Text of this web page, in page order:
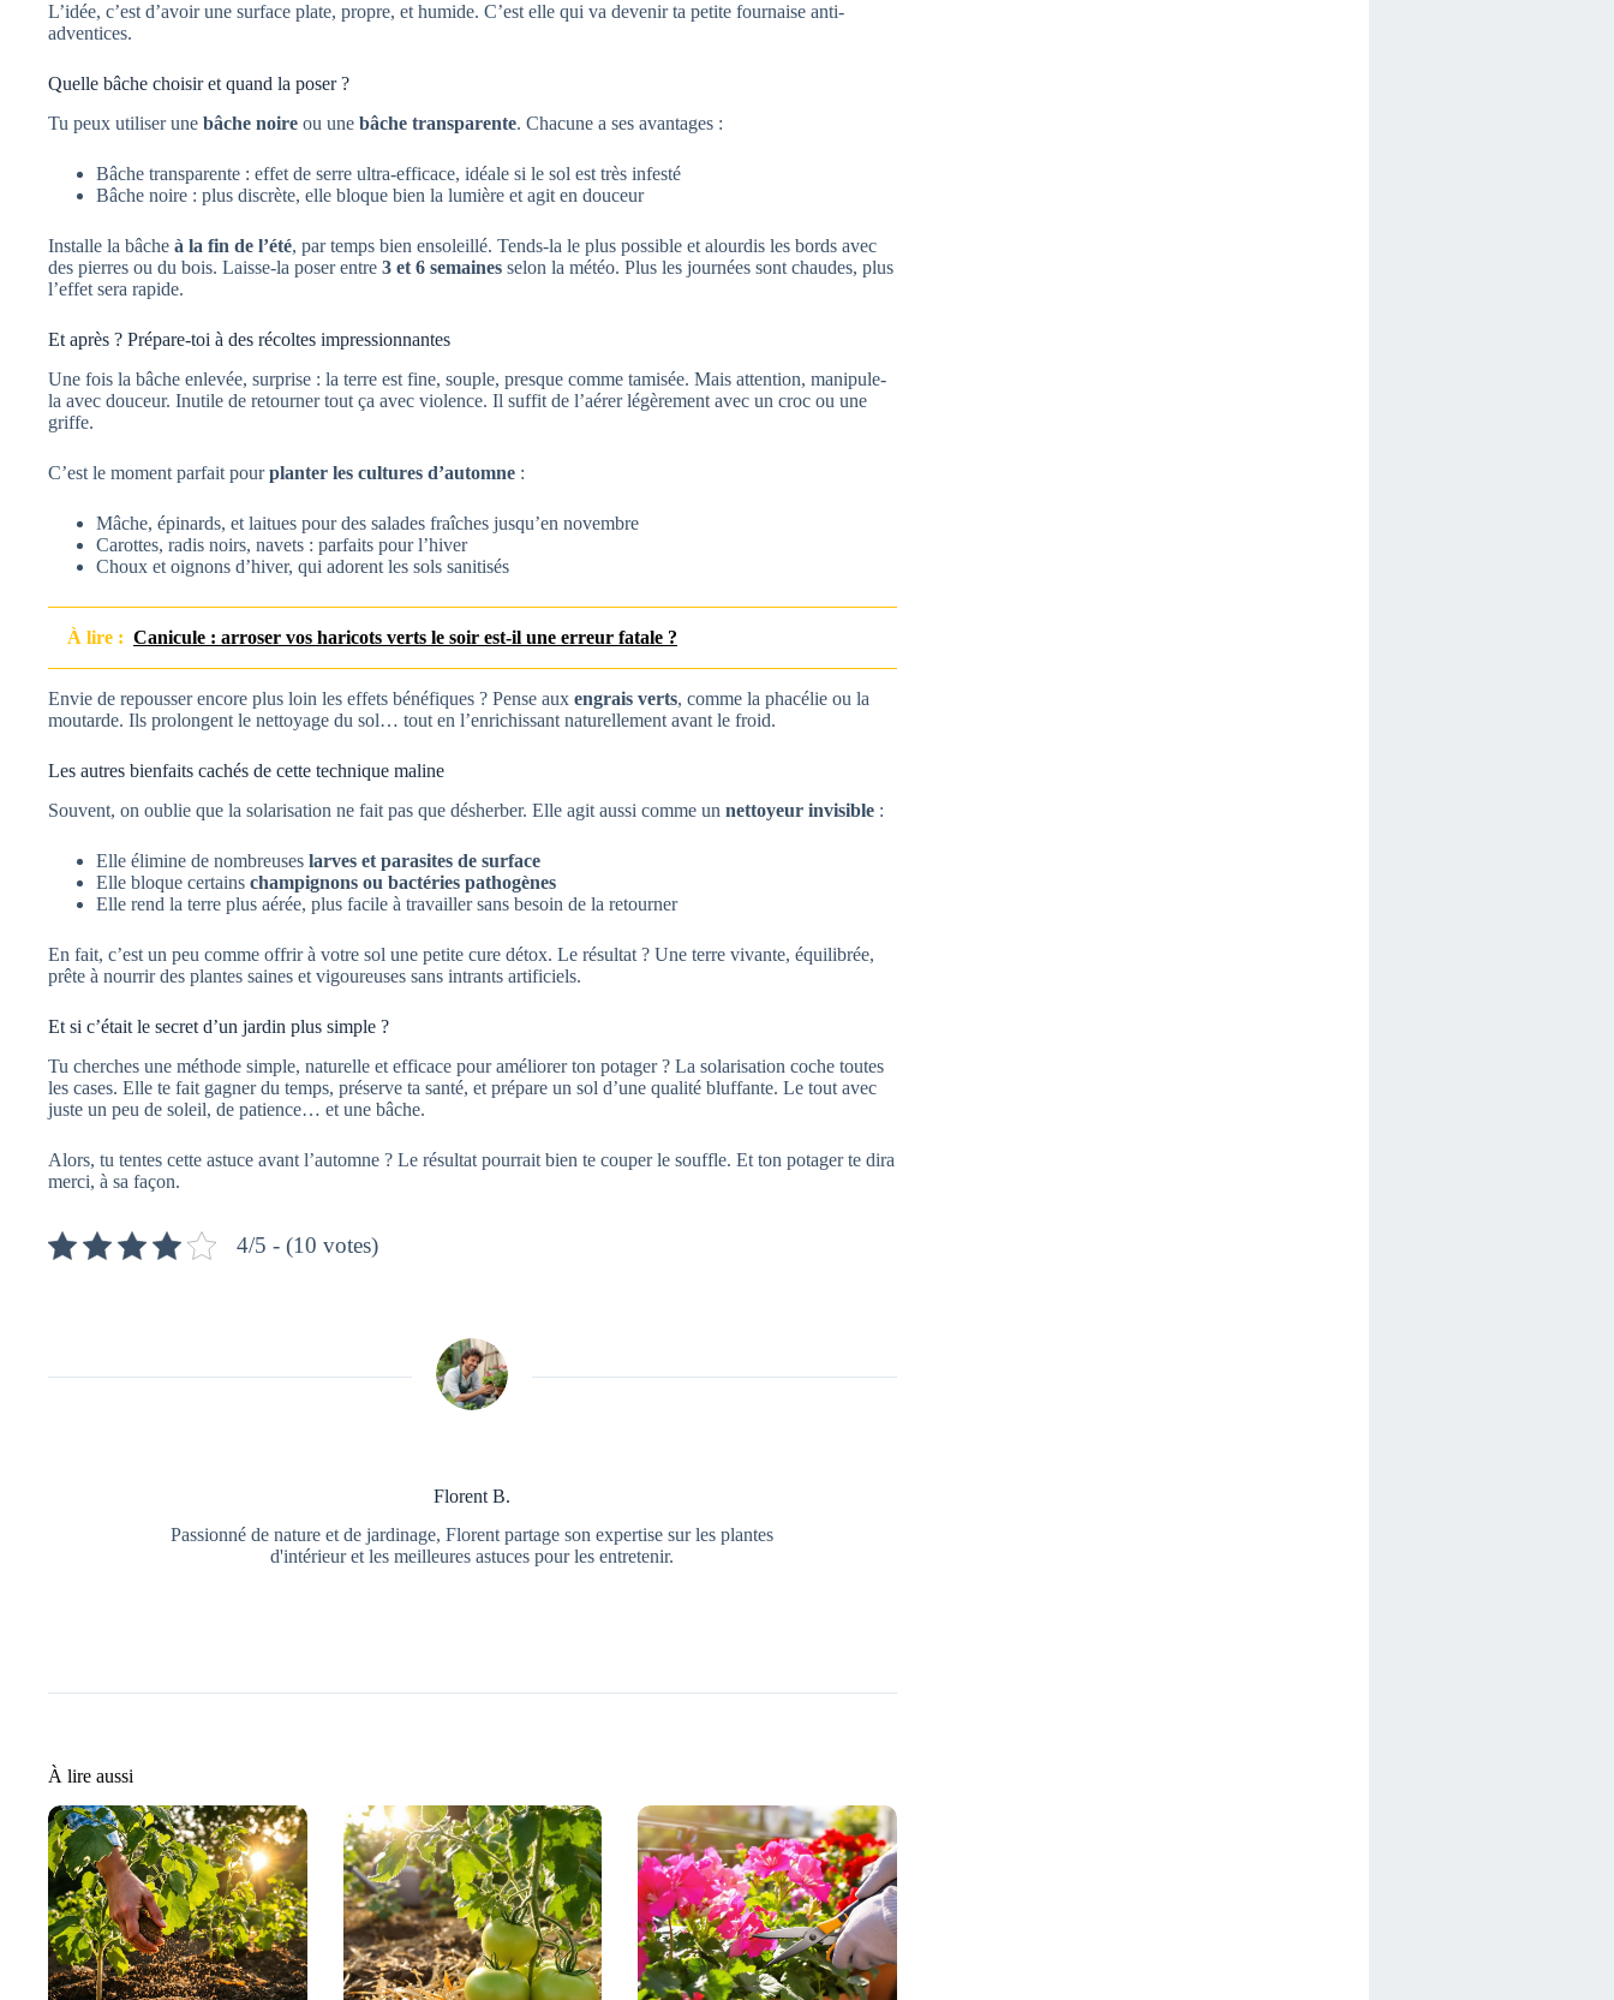
L’idée, c’est d’avoir une surface plate, propre, et humide. C’est elle qui va devenir ta petite fournaise anti-
adventices.
Quelle bâche choisir et quand la poser ?
Tu peux utiliser une bâche noire ou une bâche transparente. Chacune a ses avantages :
Bâche transparente : effet de serre ultra-efficace, idéale si le sol est très infesté
Bâche noire : plus discrète, elle bloque bien la lumière et agit en douceur
Installe la bâche à la fin de l’été, par temps bien ensoleillé. Tends-la le plus possible et alourdis les bords avec
des pierres ou du bois. Laisse-la poser entre 3 et 6 semaines selon la météo. Plus les journées sont chaudes, plus
l’effet sera rapide.
Et après ? Prépare-toi à des récoltes impressionnantes
Une fois la bâche enlevée, surprise : la terre est fine, souple, presque comme tamisée. Mais attention, manipule-
la avec douceur. Inutile de retourner tout ça avec violence. Il suffit de l’aérer légèrement avec un croc ou une
griffe.
C’est le moment parfait pourplanter les cultures d’automne :
Mâche, épinards, et laitues pour des salades fraîches jusqu’en novembre
Carottes, radis noirs, navets : parfaits pour l’hiver
Choux et oignons d’hiver, qui adorent les sols sanitisés
À lire : Canicule : arroser vos haricots verts le soir est-il une erreur fatale ?
Envie de repousser encore plus loin les effets bénéfiques ? Pense aux engrais verts, comme la phacélie ou la
moutarde. Ils prolongent le nettoyage du sol… tout en l’enrichissant naturellement avant le froid.
Les autres bienfaits cachés de cette technique maline
Souvent, on oublie que la solarisation ne fait pas que désherber. Elle agit aussi comme un nettoyeur invisible :
Elle élimine de nombreuses larves et parasites de surface
Elle bloque certains champignons ou bactéries pathogènes
Elle rend la terre plus aérée, plus facile à travailler sans besoin de la retourner
En fait, c’est un peu comme offrir à votre sol une petite cure détox. Le résultat ? Une terre vivante, équilibrée,
prête à nourrir des plantes saines et vigoureuses sans intrants artificiels.
Et si c’était le secret d’un jardin plus simple ?
Tu cherches une méthode simple, naturelle et efficace pour améliorer ton potager ? La solarisation coche toutes
les cases. Elle te fait gagner du temps, préserve ta santé, et prépare un sol d’une qualité bluffante. Le tout avec
juste un peu de soleil, de patience… et une bâche.
Alors, tu tentes cette astuce avant l’automne ? Le résultat pourrait bien te couper le souffle. Et ton potager te dira
merci, à sa façon.
4/5 - (10 votes)
Florent B.
Passionné de nature et de jardinage, Florent partage son expertise sur les plantes
d'intérieur et les meilleures astuces pour les entretenir.
À lire aussi